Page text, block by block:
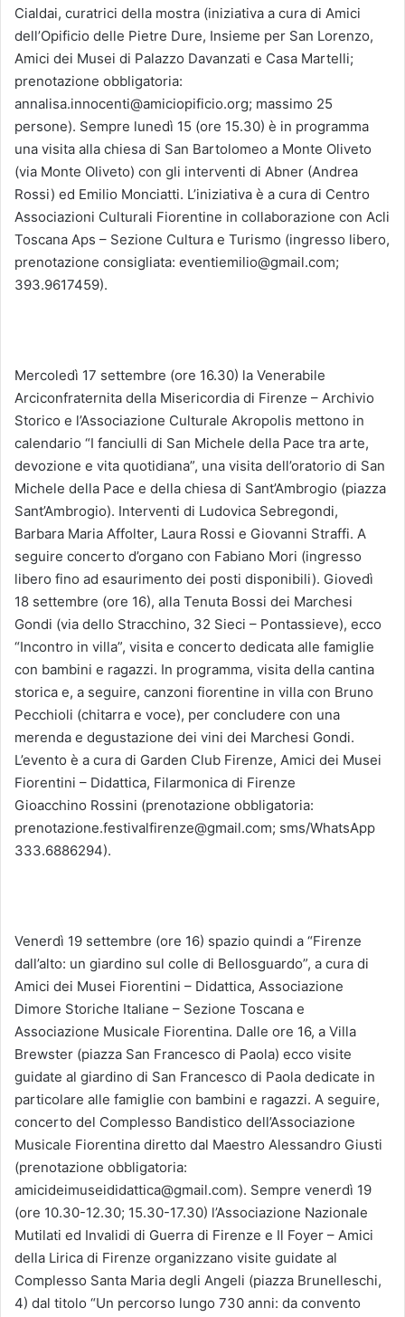
Cialdai, curatrici della mostra (iniziativa a cura di Amici
dell’Opificio delle Pietre Dure, Insieme per San Lorenzo,
Amici dei Musei di Palazzo Davanzati e Casa Martelli;
prenotazione obbligatoria:
annalisa.innocenti@amiciopificio.org; massimo 25
persone). Sempre lunedì 15 (ore 15.30) è in programma
una visita alla chiesa di San Bartolomeo a Monte Oliveto
(via Monte Oliveto) con gli interventi di Abner (Andrea
Rossi) ed Emilio Monciatti. L’iniziativa è a cura di Centro
Associazioni Culturali Fiorentine in collaborazione con Acli
Toscana Aps – Sezione Cultura e Turismo (ingresso libero,
prenotazione consigliata: eventiemilio@gmail.com;
393.9617459).
Mercoledì 17 settembre (ore 16.30) la Venerabile
Arciconfraternita della Misericordia di Firenze – Archivio
Storico e l’Associazione Culturale Akropolis mettono in
calendario “I fanciulli di San Michele della Pace tra arte,
devozione e vita quotidiana”, una visita dell’oratorio di San
Michele della Pace e della chiesa di Sant’Ambrogio (piazza
Sant’Ambrogio). Interventi di Ludovica Sebregondi,
Barbara Maria Affolter, Laura Rossi e Giovanni Straffi. A
seguire concerto d’organo con Fabiano Mori (ingresso
libero fino ad esaurimento dei posti disponibili). Giovedì
18 settembre (ore 16), alla Tenuta Bossi dei Marchesi
Gondi (via dello Stracchino, 32 Sieci – Pontassieve), ecco
“Incontro in villa”, visita e concerto dedicata alle famiglie
con bambini e ragazzi. In programma, visita della cantina
storica e, a seguire, canzoni fiorentine in villa con Bruno
Pecchioli (chitarra e voce), per concludere con una
merenda e degustazione dei vini dei Marchesi Gondi.
L’evento è a cura di Garden Club Firenze, Amici dei Musei
Fiorentini – Didattica, Filarmonica di Firenze
Gioacchino Rossini (prenotazione obbligatoria:
prenotazione.festivalfirenze@gmail.com; sms/WhatsApp
333.6886294).
Venerdì 19 settembre (ore 16) spazio quindi a “Firenze
dall’alto: un giardino sul colle di Bellosguardo”, a cura di
Amici dei Musei Fiorentini – Didattica, Associazione
Dimore Storiche Italiane – Sezione Toscana e
Associazione Musicale Fiorentina. Dalle ore 16, a Villa
Brewster (piazza San Francesco di Paola) ecco visite
guidate al giardino di San Francesco di Paola dedicate in
particolare alle famiglie con bambini e ragazzi. A seguire,
concerto del Complesso Bandistico dell’Associazione
Musicale Fiorentina diretto dal Maestro Alessandro Giusti
(prenotazione obbligatoria:
amicideimuseididattica@gmail.com). Sempre venerdì 19
(ore 10.30-12.30; 15.30-17.30) l’Associazione Nazionale
Mutilati ed Invalidi di Guerra di Firenze e Il Foyer – Amici
della Lirica di Firenze organizzano visite guidate al
Complesso Santa Maria degli Angeli (piazza Brunelleschi,
4) dal titolo “Un percorso lungo 730 anni: da convento